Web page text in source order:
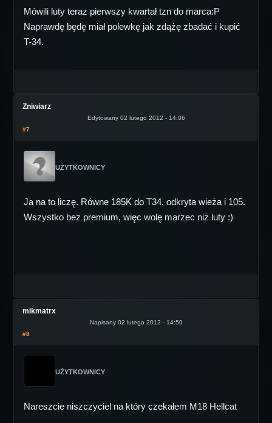
Mówili luty teraz pierwszy kwartał tzn do marca:P
Naprawdę będę miał polewkę jak zdążę zbadać i kupić
T-34.
Zniwiarz
Edytowany 02 lutego 2012 - 14:06
#7
UŻYTKOWNICY
Ja na to liczę. Równe 185K do T34, odkryta wieża i 105.
Wszystko bez premium, więc wolę marzec niż luty :)
mikmatrx
Napisany 02 lutego 2012 - 14:50
#8
UŻYTKOWNICY
Nareszcie niszczyciel na który czekałem M18 Hellcat